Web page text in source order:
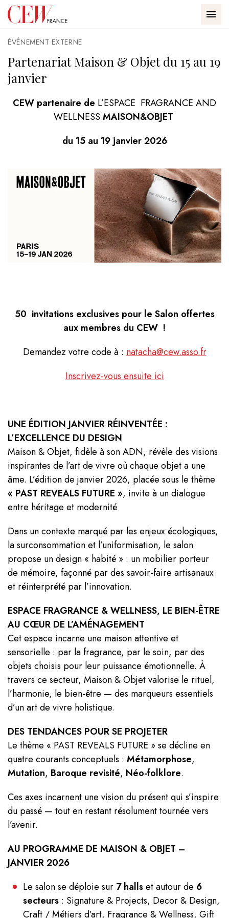
Passer au contenu
Accueil Partenariat Maison & Objet du 15 au 19 janvier
ÉVÉNEMENT EXTERNE
Partenariat Maison & Objet du 15 au 19
janvier
CEW partenaire de L’ESPACE FRAGRANCE AND
WELLNESSMAISON&OBJET
du 15 au 19 janvier 2026
50 invitations exclusives pour le Salon offertes
aux membres du CEW !
Demandez votre code à : natacha@cew.asso.fr
Inscrivez-vous ensuite ici
UNE ÉDITION JANVIER RÉINVENTÉE :
L’EXCELLENCE DU DESIGN
Maison & Objet, fidèle à son ADN, révèle des visions
inspirantes de l’art de vivre où chaque objet a une
âme. L’édition de janvier 2026, placée sous le thème
« PAST REVEALS FUTURE », invite à un dialogue
entre héritage et modernité
Dans un contexte marqué par les enjeux écologiques,
la surconsommation et l’uniformisation, le salon
propose un design « habité » : un mobilier porteur
de mémoire, façonné par des savoir-faire artisanaux
et réinterprété par l’innovation.
ESPACE FRAGRANCE & WELLNESS, LE BIEN-ÊTRE
AU CŒUR DE L’AMÉNAGEMENT
Cet espace incarne une maison attentive et
sensorielle : par la fragrance, par le soin, par des
objets choisis pour leur puissance émotionnelle. À
travers ce secteur, Maison & Objet valorise le rituel,
l’harmonie, le bien-être — des marqueurs essentiels
d’un art de vivre holistique.
DES TENDANCES POUR SE PROJETER
Le thème « PAST REVEALS FUTURE » se décline en
quatre courants conceptuels : Métamorphose,
Mutation, Baroque revisité, Néo-folklore.
Ces axes incarnent une vision du présent qui s’inspire
du passé — tout en restant résolument tournée vers
l’avenir.
AU PROGRAMME DE MAISON & OBJET –
JANVIER 2026
Le salon se déploie sur 7 hallset autour de 6
secteurs : Signature & Projects, Decor & Design,
Craft / Métiers d’art, Fragrance & Wellness, Gift
Panneau de gestion des cookies